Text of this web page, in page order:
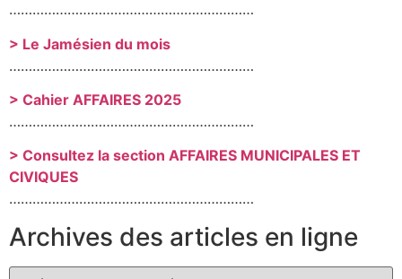
………………………………………………………
> Le Jamésien du mois
………………………………………………………
> Cahier AFFAIRES 2025
………………………………………………………
> Consultez la section AFFAIRES MUNICIPALES ET
CIVIQUES
………………………………………………………
Archives des articles en ligne